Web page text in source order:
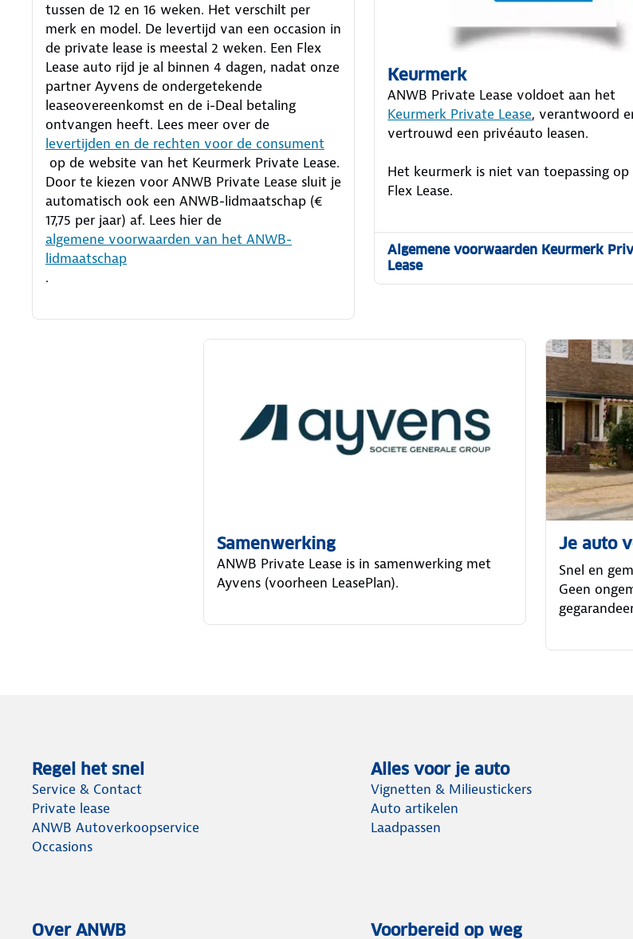
tussen de 12 en 16 weken. Het verschilt per
merk en model. De levertijd van een occasion in
de private lease is meestal 2 weken. Een Flex
Lease auto rijd je al binnen 4 dagen, nadat onze
partner Ayvens de ondergetekende
leaseovereenkomst en de i-Deal betaling
ontvangen heeft. Lees meer over de
levertijden en de rechten voor de consument
op de website van het Keurmerk Private Lease.
Door te kiezen voor ANWB Private Lease sluit je
automatisch ook een ANWB-lidmaatschap (€
17,75 per jaar) af. Lees hier de
algemene voorwaarden van het ANWB-
lidmaatschap
.
Keurmerk
ANWB Private Lease voldoet aan het
Keurmerk Private Lease, verantwoord
vertrouwd een privéauto leasen.
Het keurmerk is niet van toepassing op
Flex Lease.
Algemene voorwaarden Keurmerk
Lease
Samenwerking
ANWB Private Lease is in samenwerking met
Ayvens (voorheen LeasePlan).
Je auto
Snel en
Geen
Regel het snel
Service & Contact
Private lease
ANWB Autoverkoopservice
Occasions
Alles voor je auto
Vignetten & Milieustickers
Auto artikelen
Laadpassen
Over ANWB Voorbereid op weg